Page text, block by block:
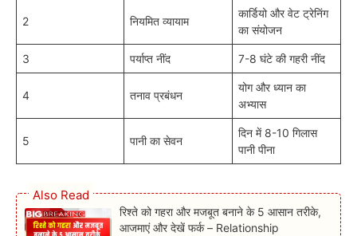
2 नियमित व्यायाम
कार्डियो और वेट ट्रेनिंग
का संयोजन
3 पर्याप्त नींद 7-8 घंटे की गहरी नींद
4 तनाव प्रबंधन
योग और ध्यान का
अभ्यास
5 पानी का सेवन
दिन में 8-10 गिलास
पानी पीना
Also Read
रिश्ते को गहरा और मजबूत बनाने के 5 आसान तरीके,
आजमाएं और देखें फर्क – Relationship